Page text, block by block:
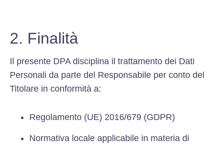
2. Finalità
Il presente DPA disciplina il trattamento dei Dati
Personali da parte del Responsabile per conto del
Titolare in conformità a:
Regolamento (UE) 2016/679 (GDPR)
Normativa locale applicabile in materia di